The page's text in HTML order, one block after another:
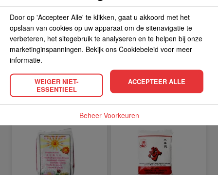
BEKIJK PRODUCT
99
2.
IN WINKELWAGEN
BEKIJK PRODUCT
29
5.
IN WINKELWAGEN
Door op 'Accepteer Alle' te klikken, gaat u akkoord met het
opslaan van cookies op uw apparaat om de sitenavigatie te
verbeteren, het sitegebruik te analyseren en te helpen bij onze
marketinginspanningen. Bekijk ons Cookiebeleid voor meer
informatie.
WEIGER NIET-
ESSENTIEEL
ACCEPTEER ALLE
Beheer Voorkeuren